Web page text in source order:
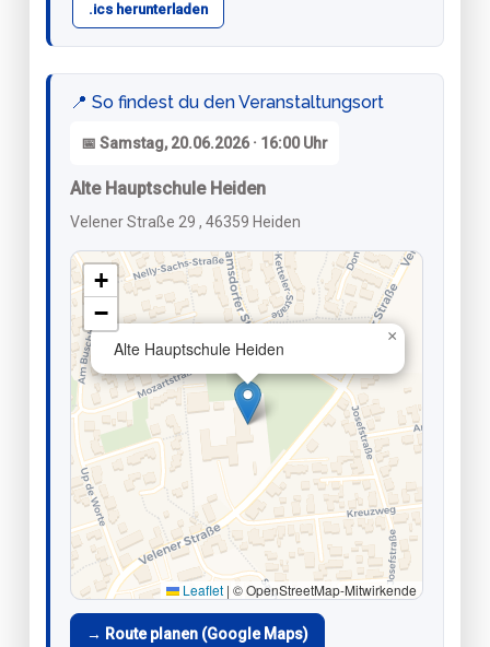
.ics herunterladen
📍 So findest du den Veranstaltungsort
📅 Samstag, 20.06.2026 · 16:00 Uhr
Alte Hauptschule Heiden
Velener Straße 29 , 46359 Heiden
Alte Hauptschule Heiden
×
+
−
Leaflet | © OpenStreetMap-Mitwirkende
→ Route planen (Google Maps)